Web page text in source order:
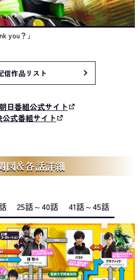
you？」
信作品リスト
日番組公式サイト
公式番組サイト
図&各話詳細
25話～40話 41話～45話